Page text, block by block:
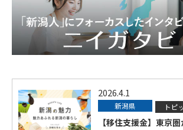
2026.4.1
新潟県 トピ
【移住支援金】東京